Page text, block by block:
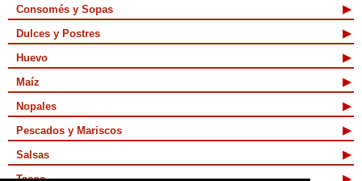
Consomés y Sopas
Dulces y Postres
Huevo
Maíz
Nopales
Pescados y Mariscos
Salsas